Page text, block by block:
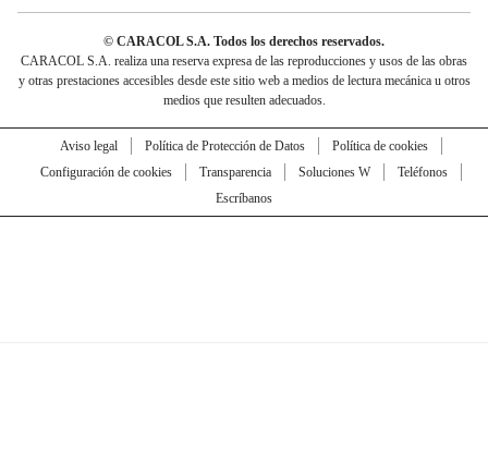
© CARACOL S.A. Todos los derechos reservados.
CARACOL S.A. realiza una reserva expresa de las reproducciones y usos de las obras
y otras prestaciones accesibles desde este sitio web a medios de lectura mecánica u otros
medios que resulten adecuados.
Aviso legal Política de Protección de Datos
Política de cookies
Configuración de cookies
Transparencia Soluciones W
Teléfonos
Escríbanos